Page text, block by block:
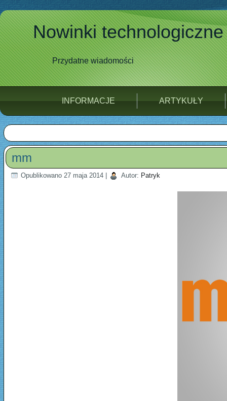
Nowinki technologiczne
Przydatne wiadomości
INFORMACJE ARTYKUŁY
mm
Opublikowano 27 maja 2014 Autor: Patryk